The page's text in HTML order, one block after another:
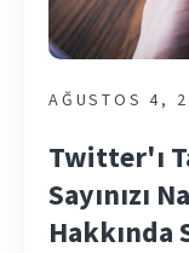
AĞUSTOS 4,
Twitter'ı
Sayınızı
Hakkında